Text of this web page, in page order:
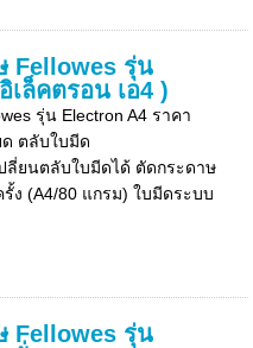
Fellowes รุ่น
เล็คตรอน เอ4 )
รุ่น Electron A4 ราคา
ด ตลับใบมีด
ลี่ยนตลับใบมีดได้ ตัดกระดาษ
ง (A4/80 แกรม) ใบมีดระบบ
Fellowes รุ่น